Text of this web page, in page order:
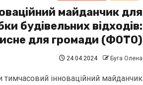
майданчик для
будівельних відходів:
для громади (ФОТО)
24.04.2024 Буга Олена
тимчасовий інноваційний майданчик